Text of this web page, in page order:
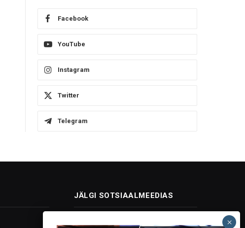
Facebook
YouTube
Instagram
Twitter
Telegram
JÄLGI SOTSIAALMEEDIAS